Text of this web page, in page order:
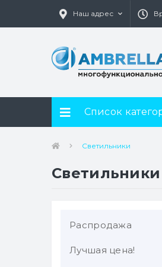
Наш адрес
Список
Светильники
Светильники
Распродажа
Лучшая цена!